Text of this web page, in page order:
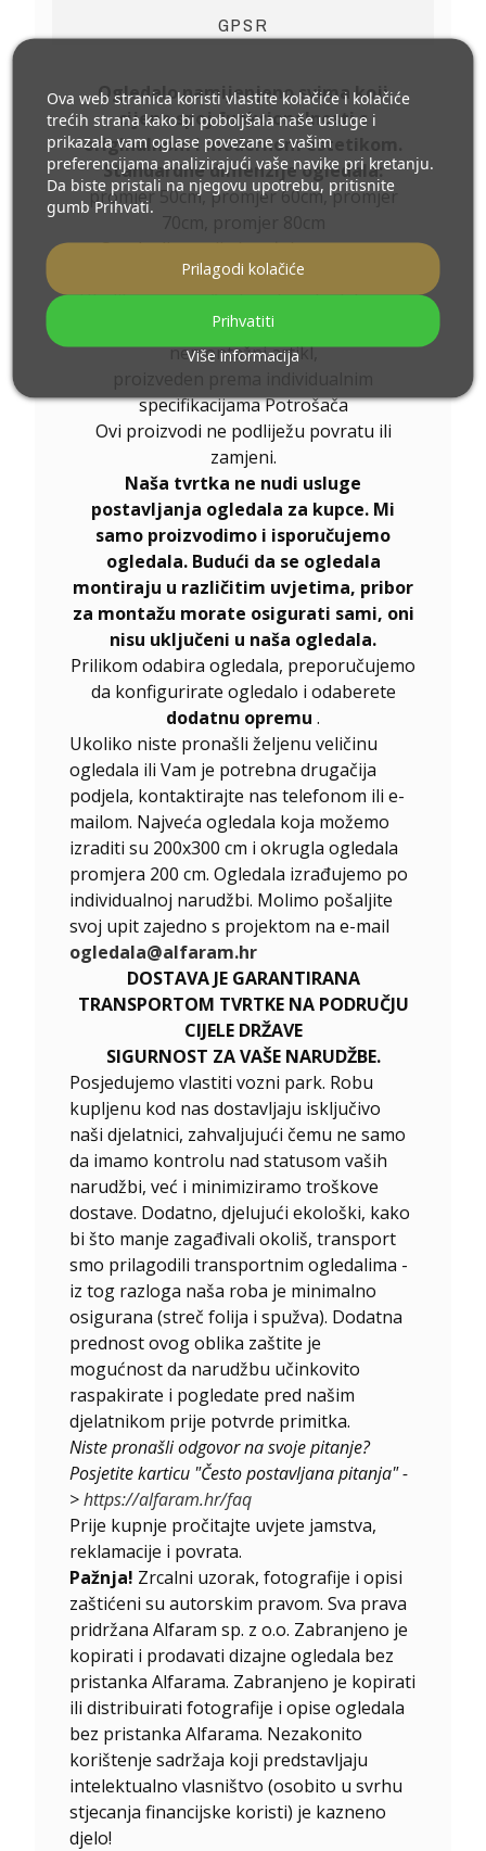
GPSR
Ogledalo namijenjeno svima koji
cijene spoj funkcionalnosti s
originalnom i modernom estetikom.
Standardne dimenzije ogledala:
promjer 50cm, promjer 60cm, promjer
Ostale dimenzije izrađujemo prema
individualnoj narudžbi kupca
Ukoliko uz naručeni proizvod odaberete
dodatnu opremu, isti postaje
nemontažni artikl,
specifikacijama Potrošača
Ovi proizvodi ne podliježu povratu ili
zamjeni.
Naša tvrtka ne nudi usluge
postavljanja ogledala za kupce. Mi
samo proizvodimo i isporučujemo
ogledala. Budući da se ogledala
montiraju u različitim uvjetima, pribor
za montažu morate osigurati sami, oni
nisu uključeni u naša ogledala.
Prilikom odabira ogledala, preporučujemo
da konfigurirate ogledalo i odaberete
dodatnu opremu .
Ukoliko niste pronašli željenu veličinu
ogledala ili Vam je potrebna drugačija
podjela, kontaktirajte nas telefonom ili e-
mailom. Najveća ogledala koja možemo
izraditi su 200x300 cm i okrugla ogledala
promjera 200 cm. Ogledala izrađujemo po
individualnoj narudžbi. Molimo pošaljite
svoj upit zajedno s projektom na e-mail
ogledala@alfaram.hr
DOSTAVA JE GARANTIRANA
TRANSPORTOM TVRTKE NA PODRUČJU
CIJELE DRŽAVE
SIGURNOST ZA VAŠE NARUDŽBE.
Posjedujemo vlastiti vozni park. Robu
kupljenu kod nas dostavljaju isključivo
naši djelatnici, zahvaljujući čemu ne samo
da imamo kontrolu nad statusom vaših
narudžbi, već i minimiziramo troškove
dostave. Dodatno, djelujući ekološki, kako
bi što manje zagađivali okoliš, transport
smo prilagodili transportnim ogledalima -
iz tog razloga naša roba je minimalno
osigurana (streč folija i spužva). Dodatna
prednost ovog oblika zaštite je
mogućnost da narudžbu učinkovito
raspakirate i pogledate pred našim
djelatnikom prije potvrde primitka.
Niste pronašli odgovor na svoje pitanje?
Posjetite karticu "Često postavljana pitanja" -
>https://alfaram.hr/faq
Prije kupnje pročitajte uvjete jamstva,
reklamacije i povrata.
Pažnja! Zrcalni uzorak, fotografije i opisi
zaštićeni su autorskim pravom. Sva prava
pridržana Alfaram sp. z o.o. Zabranjeno je
kopirati i prodavati dizajne ogledala bez
pristanka Alfarama. Zabranjeno je kopirati
ili distribuirati fotografije i opise ogledala
bez pristanka Alfarama. Nezakonito
korištenje sadržaja koji predstavljaju
intelektualno vlasništvo (osobito u svrhu
stjecanja financijske koristi) je kazneno
djelo!
Ova web stranica koristi vlastite kolačiće i kolačiće
trećih strana kako bi poboljšala naše usluge i
prikazala vam oglase povezane s vašim
preferencijama analizirajući vaše navike pri kretanju.
Da biste pristali na njegovu upotrebu, pritisnite
gumb Prihvati.
Više informacija
Prilagodi kolačiće
Prihvatiti